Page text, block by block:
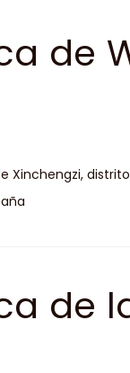
de
Xinchengzi,
de